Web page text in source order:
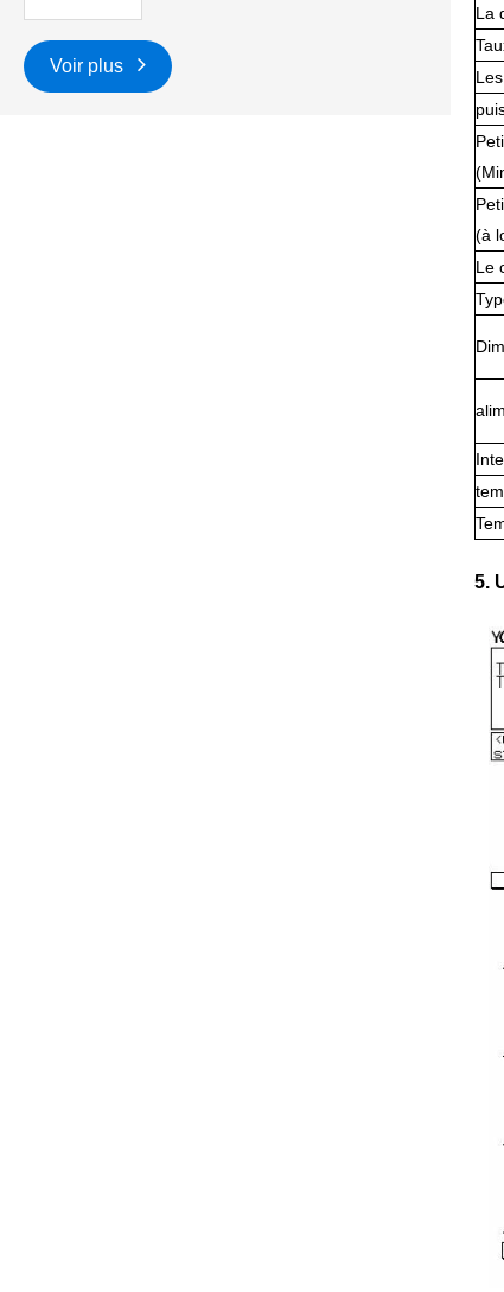
Voir plus
La
(à
Le
5.